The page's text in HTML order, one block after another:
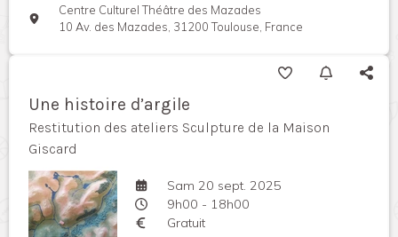
Centre Culturel Théâtre des Mazades
10 Av. des Mazades, 31200 Toulouse, France
Une histoire d’argile
Restitution des ateliers Sculpture de la Maison
Giscard
Sam 20 sept. 2025
9h00 - 18h00
Gratuit